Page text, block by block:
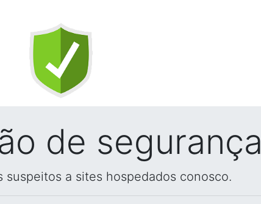
de segurança
a sites hospedados conosco.